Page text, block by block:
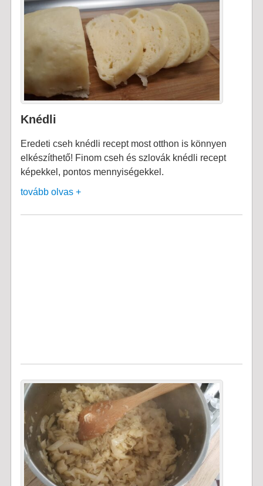
Knédli
Eredeti cseh knédli recept most otthon is könnyen
elkészíthető! Finom cseh és szlovák knédli recept
képekkel, pontos mennyiségekkel.
tovább olvas +